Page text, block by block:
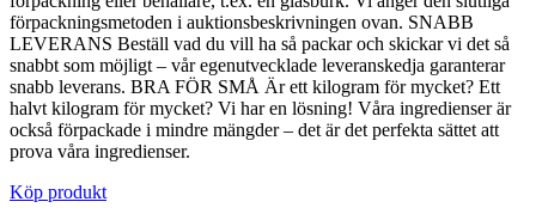
förpackningsmetoden i auktionsbeskrivningen ovan. SNABB
LEVERANS Beställ vad du vill ha så packar och skickar vi det så
snabbt som möjligt – vår egenutvecklade leveranskedja garanterar
snabb leverans. BRA FÖR SMÅ Är ett kilogram för mycket? Ett
halvt kilogram för mycket? Vi har en lösning! Våra ingredienser är
också förpackade i mindre mängder – det är det perfekta sättet att
prova våra ingredienser.
Köp produkt